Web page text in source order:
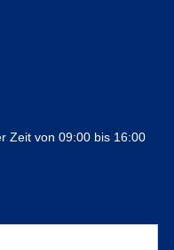
Zeit von 09:00 bis 16:00